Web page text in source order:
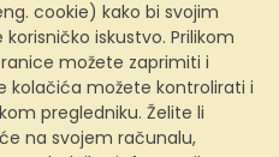
cookie) kako bi svojim
iskustvo. Prilikom
možete zaprimiti i
kolačića možete kontrolirati i
pregledniku. Želite li
na svojem računalu,